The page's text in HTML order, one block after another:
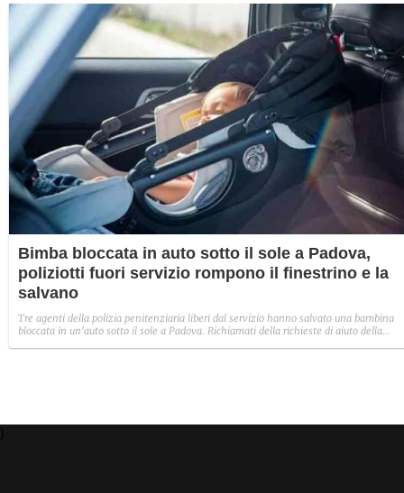
Bimba bloccata in auto sotto il sole a Padova,
poliziotti fuori servizio rompono il finestrino e la
salvano
Tre agenti della polizia penitenziaria liberi dal servizio hanno salvato una bambina
bloccata in un'auto sotto il sole a Padova. Richiamati della richieste di aiuto della